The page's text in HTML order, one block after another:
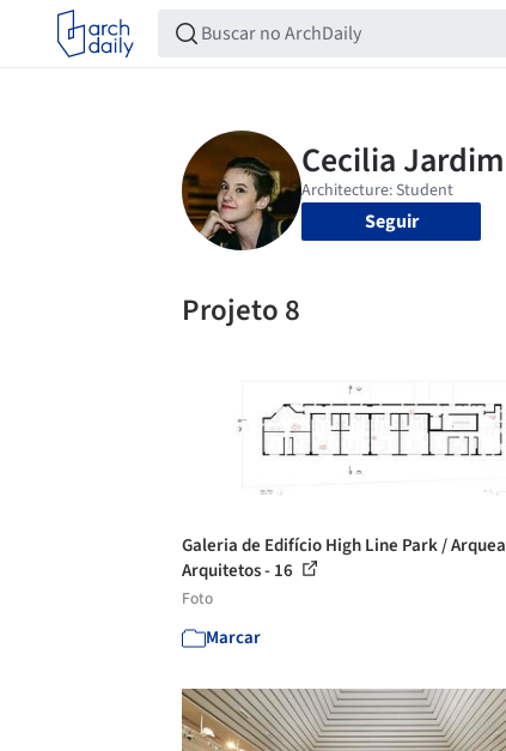
Seguir
Projeto 8
Galeria de Edifício High Line Park / Arquea
Arquitetos - 16
Foto
Marcar